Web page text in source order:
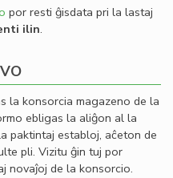
por resti ĝisdata pri la lastaj
ilin.
la konsorcia magazeno de la
ebligas la aliĝon al la
paktintaj establoj, aĉeton de
pli. Vizitu ĝin tuj por
novaĵoj de la konsorcio.